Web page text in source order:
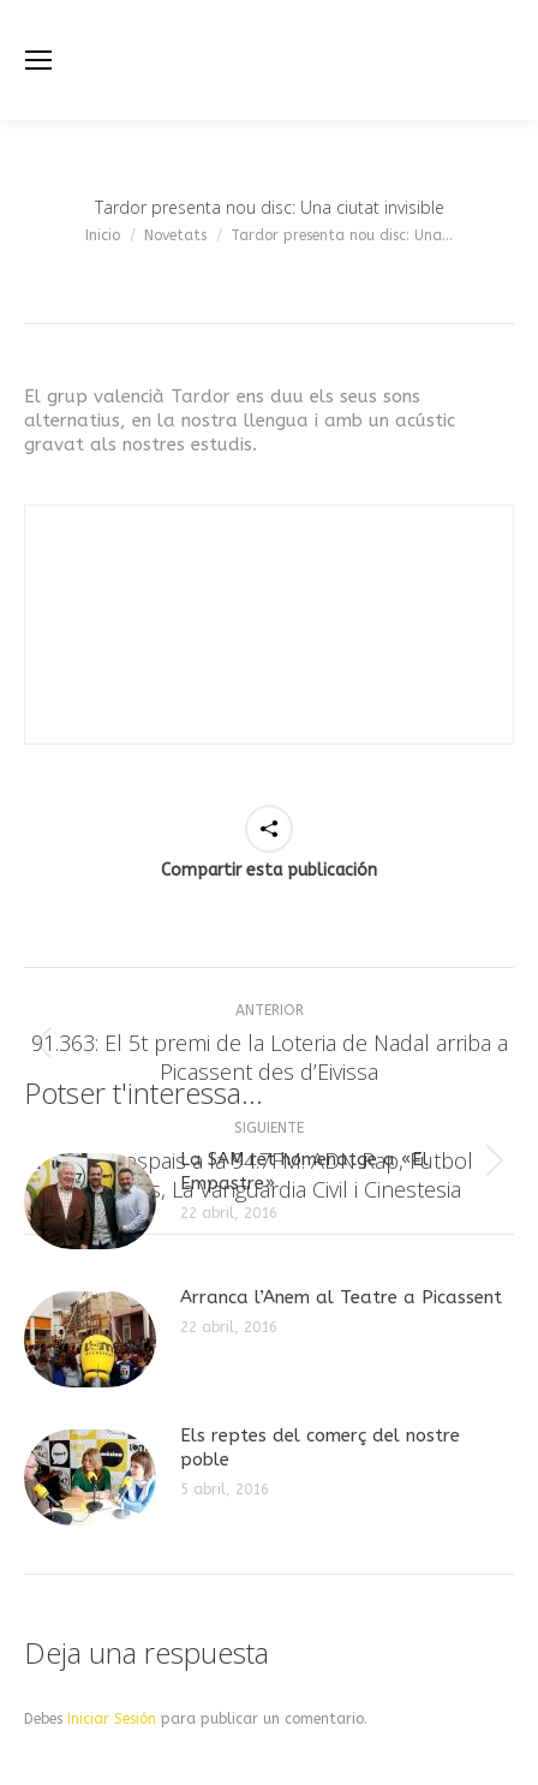
Tardor presenta nou disc: Una ciutat invisible
Estás aquí:
Inicio Novetats Tardor presenta nou disc: Una…
El grup valencià Tardor ens duu els seus sons
alternatius, en la nostra llengua i amb un acústic
gravat als nostres estudis.
Compartir esta publicación
Navegación
entre
publicaciones
ANTERIOR
Publicación
anterior:
91.363: El 5t premi de la Loteria de Nadal arriba a
Picassent des d’Eivissa
SIGUIENTE
Publicación
siguiente:
Nous espais a la 94.7FM: ADN Rap, Futbol
Legends, La Vanguardia Civil i Cinestesia
Potser t'interessa...
La SAM ret homenatge a «El
Empastre»
22 abril, 2016
Arranca l’Anem al Teatre a Picassent
22 abril, 2016
Els reptes del comerç del nostre
poble
5 abril, 2016
Deja una respuesta
Debes Iniciar Sesión para publicar un comentario.